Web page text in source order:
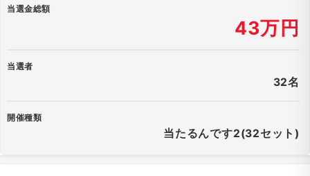
当選金総額
43万円
当選者
32名
開催種類
当たるんです2(32セット)